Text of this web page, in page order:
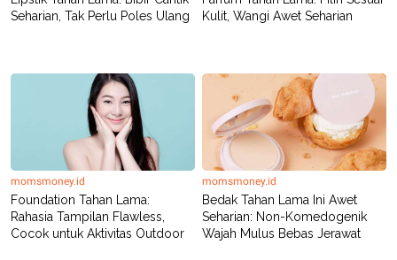
Seharian, Tak Perlu Poles Ulang
Kulit, Wangi Awet Seharian
momsmoney.id
Foundation Tahan Lama:
Rahasia Tampilan Flawless,
Cocok untuk Aktivitas Outdoor
momsmoney.id
Bedak Tahan Lama Ini Awet
Seharian: Non-Komedogenik
Wajah Mulus Bebas Jerawat